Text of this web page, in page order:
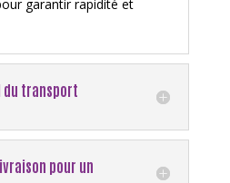
garantir rapidité et
du transport
pour un